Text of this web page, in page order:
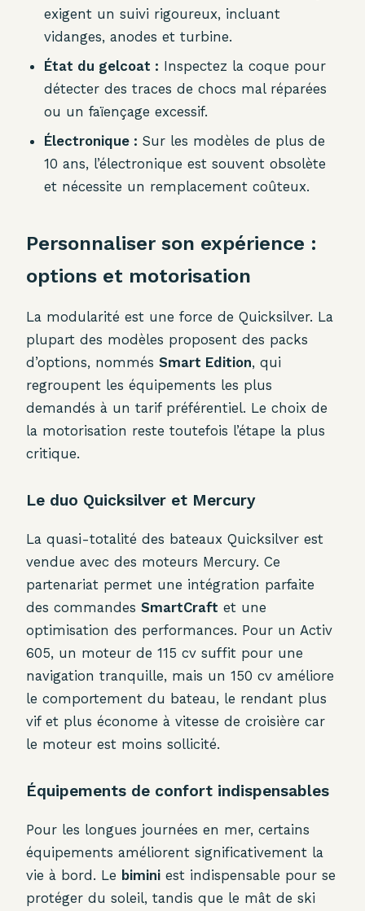
exigent un suivi rigoureux, incluant
vidanges, anodes et turbine.
État du gelcoat : Inspectez la coque pour
détecter des traces de chocs mal réparées
ou un faïençage excessif.
Électronique : Sur les modèles de plus de
10 ans, l’électronique est souvent obsolète
et nécessite un remplacement coûteux.
Personnaliser son expérience :
options et motorisation
La modularité est une force de Quicksilver. La
plupart des modèles proposent des packs
d’options, nommés Smart Edition, qui
regroupent les équipements les plus
demandés à un tarif préférentiel. Le choix de
la motorisation reste toutefois l’étape la plus
critique.
Le duo Quicksilver et Mercury
La quasi-totalité des bateaux Quicksilver est
vendue avec des moteurs Mercury. Ce
partenariat permet une intégration parfaite
des commandes SmartCraft et une
optimisation des performances. Pour un Activ
605, un moteur de 115 cv suffit pour une
navigation tranquille, mais un 150 cv améliore
le comportement du bateau, le rendant plus
vif et plus économe à vitesse de croisière car
le moteur est moins sollicité.
Équipements de confort indispensables
Pour les longues journées en mer, certains
équipements améliorent significativement la
vie à bord. Le bimini est indispensable pour se
protéger du soleil, tandis que le mât de ski